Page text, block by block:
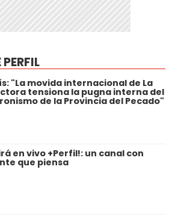
"La movida internacional de La
tensiona la pugna interna del
de la Provincia del Pecado"
en vivo +Perfil!: un canal con
que piensa